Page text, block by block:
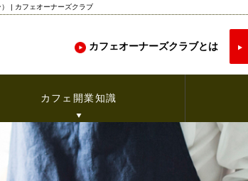
| カフェオーナーズクラブ
カフェオーナーズクラブとは
カフェ開業知識